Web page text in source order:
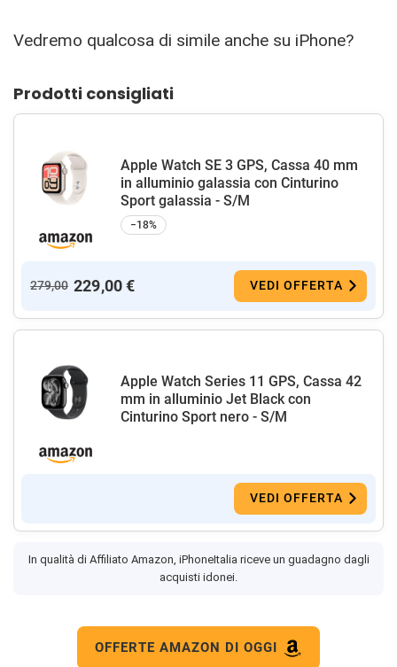
Vedremo qualcosa di simile anche su iPhone?
Prodotti consigliati
Apple Watch SE 3 GPS, Cassa 40 mm
in alluminio galassia con Cinturino
Sport galassia - S/M
−18%
279,00 229,00 € VEDI OFFERTA
Apple Watch Series 11 GPS, Cassa 42
mm in alluminio Jet Black con
Cinturino Sport nero - S/M
VEDI OFFERTA
In qualità di Affiliato Amazon, iPhoneItalia riceve un guadagno dagli
acquisti idonei.
OFFERTE AMAZON DI OGGI